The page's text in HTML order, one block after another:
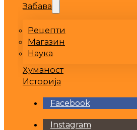
Забава
Рецепти
Магазин
Наука
Хуманост
Историја
Facebook
Instagram